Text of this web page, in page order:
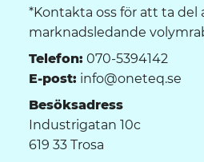
*Kontakta oss för att ta del
marknadsledande
Telefon: 070-5394142
E-post: info@oneteq.se
Besöksadress
Industrigatan 10c
619 33 Trosa